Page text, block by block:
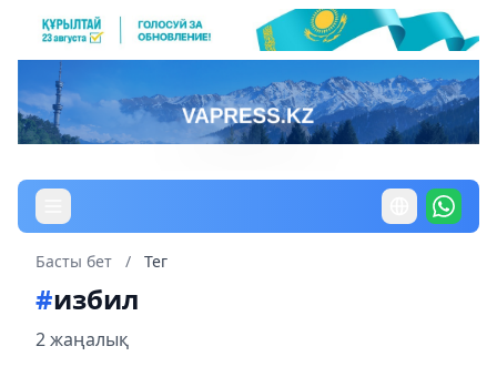
Басты бет / Тег
#избил
2 жаңалық